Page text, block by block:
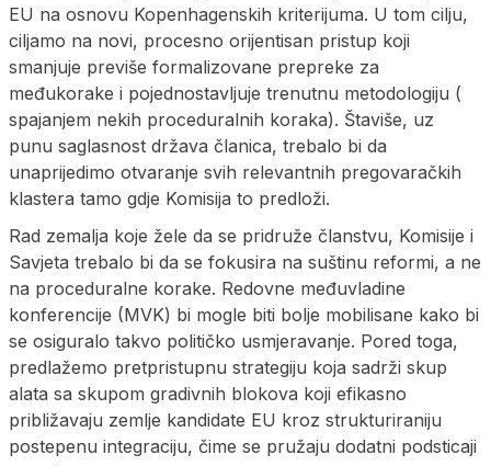
EU na osnovu Kopenhagenskih kriterijuma. U tom cilju,
ciljamo na novi, procesno orijentisan pristup koji
smanjuje previše formalizovane prepreke za
međukorake i pojednostavljuje trenutnu metodologiju (
spajanjem nekih proceduralnih koraka). Štaviše, uz
punu saglasnost država članica, trebalo bi da
unaprijedimo otvaranje svih relevantnih pregovaračkih
klastera tamo gdje Komisija to predloži.
Rad zemalja koje žele da se pridruže članstvu, Komisije i
Savjeta trebalo bi da se fokusira na suštinu reformi, a ne
na proceduralne korake. Redovne međuvladine
konferencije (MVK) bi mogle biti bolje mobilisane kako bi
se osiguralo takvo političko usmjeravanje. Pored toga,
predlažemo pretpristupnu strategiju koja sadrži skup
alata sa skupom gradivnih blokova koji efikasno
približavaju zemlje kandidate EU kroz strukturiraniju
postepenu integraciju, čime se pružaju dodatni podsticaji